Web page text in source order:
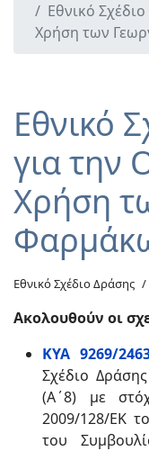
Εθνικό
Χρήση των
Εθνικό
για την
Χρήση
Εθνικό Σχέδιο Δράσης
Ακολουθούν οι
ΚΥΑ 9269/
Σχέδιο
(Α΄8) με
2009/128/ΕΚ
του